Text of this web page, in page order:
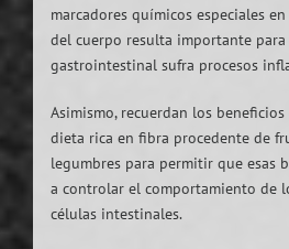
marcadores químicos especiales
del cuerpo resulta importante
gastrointestinal sufra procesos
Asimismo, recuerdan los
dieta rica en fibra procedente de
legumbres para permitir que esas
a controlar el comportamiento de
células intestinales.